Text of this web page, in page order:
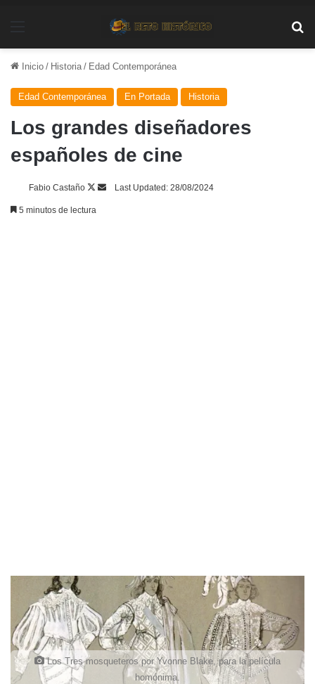
Inicio / Historia / Edad Contemporánea
Edad Contemporánea En Portada Historia
Los grandes diseñadores
españoles de cine
Fabio Castaño
Follow
SendLast Updated: 28/08/2024
5 minutos de lectura
Los Tres mosqueteros por Yvonne Blake, para la película
homónima.